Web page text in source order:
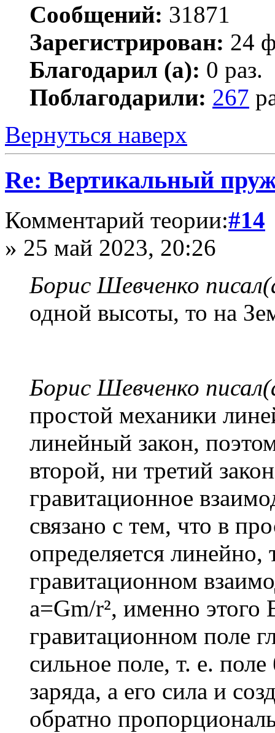
Сообщений: 31871
Зарегистрирован: 24
Благодарил (а): 0 раз.
Поблагодарили: 267
Вернуться наверх
Re: Вертикальный
Комментарий теории:#14
» 25 май 2023, 20:26
Борис Шевченко
одной высоты, то на
Борис Шевченко
простой механики
линейный закон,
второй, ни третий
гравитационное
связано с тем, что в
определяется линейно,
гравитационном
a=Gm/r², именно
гравитационном поле
сильное поле, т. е.
заряда, а его сила и
обратно